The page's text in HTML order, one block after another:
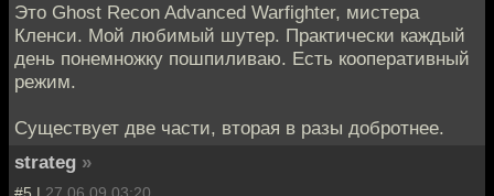
Это Ghost Recon Advanced Warfighter, мистера
Кленси. Мой любимый шутер. Практически каждый
день понемножку пошпиливаю. Есть кооперативный
режим.
Существует две части, вторая в разы добротнее.
strateg »